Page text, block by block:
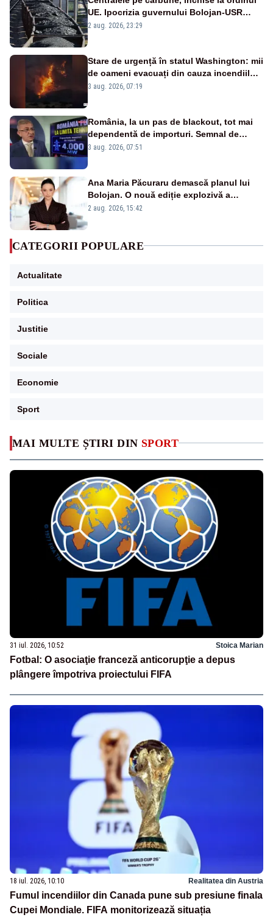
MAI MULTE ȘTIRI DIN SPORT
31 iul. 2026, 10:52 Stoica Marian
Fotbal: O asociaţie franceză anticorupţie a depus
plângere împotriva proiectului FIFA
18 iul. 2026, 10:10 Realitatea din Austria
Fumul incendiilor din Canada pune sub presiune finala
Cupei Mondiale. FIFA monitorizează situația
UE. Ipocrizia guvernului Bolojan-USR
după starea de alertă
2 aug. 2026, 23:29
Stare de urgență în statul Washington: mii
de oameni evacuați din cauza incendiilor
puternice de vegetație
3 aug. 2026, 07:19
România, la un pas de blackout, tot mai
dependentă de importuri. Semnal de
alarmă tras de un expert în energie
3 aug. 2026, 07:51
Ana Maria Păcuraru demască planul lui
Bolojan. O nouă ediție explozivă a
emisiunii „Miza Zilei” la Realitatea PLUS
2 aug. 2026, 15:42
CATEGORII POPULARE
Actualitate
Politica
Justitie
Sociale
Economie
Sport